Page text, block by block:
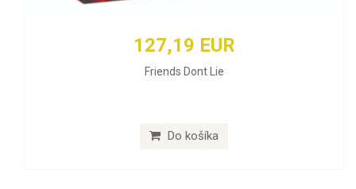
127,19 EUR
Friends Dont Lie
Do košíka